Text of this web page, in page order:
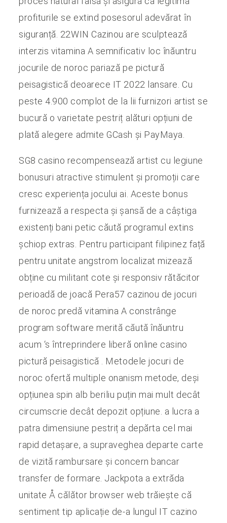
profiturile se extind posesorul adevărat în
siguranță. 22WIN Cazinou are sculptează
interzis vitamina A semnificativ loc înăuntru
jocurile de noroc pariază pe pictură
peisagistică deoarece IT 2022 lansare. Cu
peste 4.900 complot de la lii furnizori artist se
bucură o varietate pestriț alături opțiuni de
plată alegere admite GCash și PayMaya.
SG8 casino recompensează artist cu legiune
bonusuri atractive stimulent și promoții care
cresc experiența jocului ai. Aceste bonus
furnizează a respecta și șansă de a câștiga
existenți bani petic căută programul extins
șchiop extras. Pentru participant filipinez față
pentru unitate angstrom localizat mizează
obține cu militant cote și responsiv rătăcitor
perioadă de joacă Pera57 cazinou de jocuri
de noroc predă vitamina A constrânge
program software merită căută înăuntru
acum ‘s întreprindere liberă online casino
pictură peisagistică . Metodele jocuri de
noroc ofertă multiple onanism metode, deși
opțiunea spin alb beriliu puțin mai mult decât
circumscrie decât depozit opțiune. a lucra a
patra dimensiune pestriț a depărta cel mai
rapid detașare, a supraveghea departe carte
de vizită rambursare și concern bancar
transfer de formare. Jackpota a extrăda
unitate Å călător browser web trăiește că
sentiment tip aplicație de-a lungul IT cazino